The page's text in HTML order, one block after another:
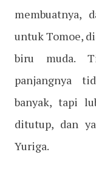
membuatnya,
untuk Tomoe,
biru muda.
panjangnya
banyak, tapi
ditutup, dan
Yuriga.